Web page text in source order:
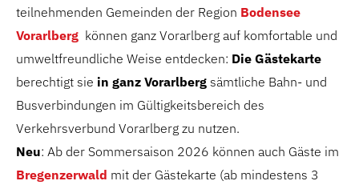
teilnehmenden Gemeinden der Region Bodensee
Vorarlberg können ganz Vorarlberg auf komfortable und
umweltfreundliche Weise entdecken: Die Gästekarte
berechtigt sie in ganz Vorarlberg sämtliche Bahn- und
Busverbindungen im Gültigkeitsbereich des
Verkehrsverbund Vorarlberg zu nutzen.
Neu: Ab der Sommersaison 2026 können auch Gäste im
Bregenzerwald mit der Gästekarte (ab mindestens 3